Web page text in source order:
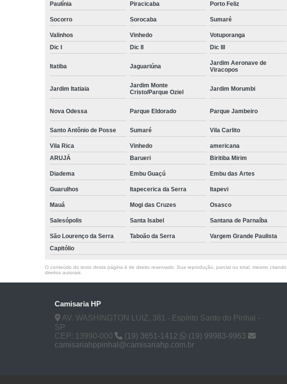
Paulínia Piracicaba Porto Feliz
Socorro Sorocaba Sumaré
Valinhos Vinhedo
Votuporanga
Dic I
Dic II Dic III
Itatiba Jaguariúna
Jardim Aeronave de
Viracopos
Jardim Itatiaia
Jardim Monte
Cristo/Parque Oziel
Jardim Morumbi
Nova Odessa Parque Eldorado Parque Jambeiro
Santo Antônio de Posse Sumaré Vila Carlito
Vila Rica Vinhedo
americana
ARUJÁ
Barueri Biritiba Mirim
Diadema Embu Guaçú Embu das Artes
Guarulhos Itapecerica da Serra Itapevi
Mauá Mogi das Cruzes Osasco
Salesópolis Santa Isabel Santana de Parnaíba
São Lourenço da Serra Taboão da Serra
Vargem Grande Paulista
Capitólio
O conteúdo do texto desta página é de direito reservado. Sua reprodução, parcial ou total, mesmo
direitos autorais
Camisaria HP
AV. WASHINGTON LUIZ, 381 - Espírito Santo do Pinhal -
SP
CEP: 13990-000
(19) 3651-1412
(19) 99983-9963
camisariahppinhal@camisariahp.com.br